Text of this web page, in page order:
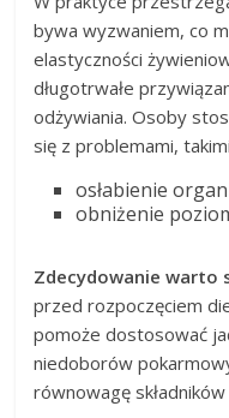
bywa wyzwaniem, co
elastyczności
długotrwałe
odżywiania. Osoby
się z problemami,
osłabienie
obniżenie
Zdecydowanie warto
przed rozpoczęciem
pomoże dostosować
niedoborów
równowagę